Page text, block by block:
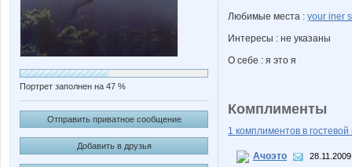
Портрет заполнен на 47 %
Отправить приватное сообщение
Добавить в друзья
Любимые места : your iner
Интересы : не указаны
О себе : я это я
Комплименты
1 комплиментов в гостевой
Ачоэто